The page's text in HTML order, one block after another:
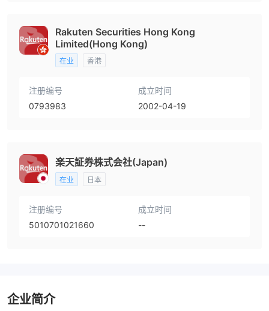
Rakuten Securities Hong Kong
Limited(Hong Kong)
在业 香港
注册编号
0793983
成立时间
2002-04-19
楽天証券株式会社(Japan)
在业 日本
注册编号
5010701021660
成立时间
--
企业简介